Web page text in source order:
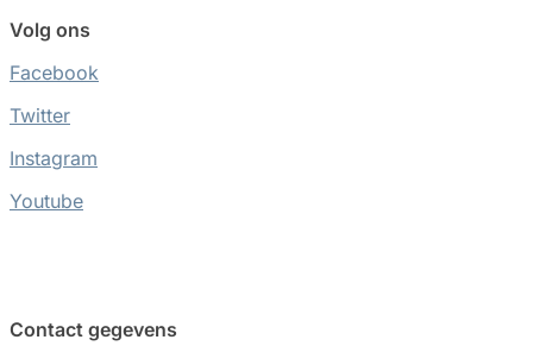
Volg ons
Facebook
Twitter
Instagram
Youtube
Contact gegevens